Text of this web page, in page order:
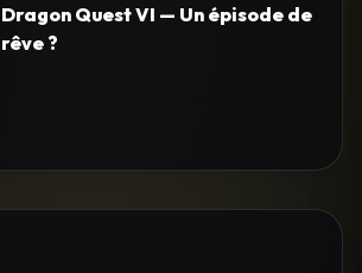
Dragon Quest VI — Un épisode de
rêve ?